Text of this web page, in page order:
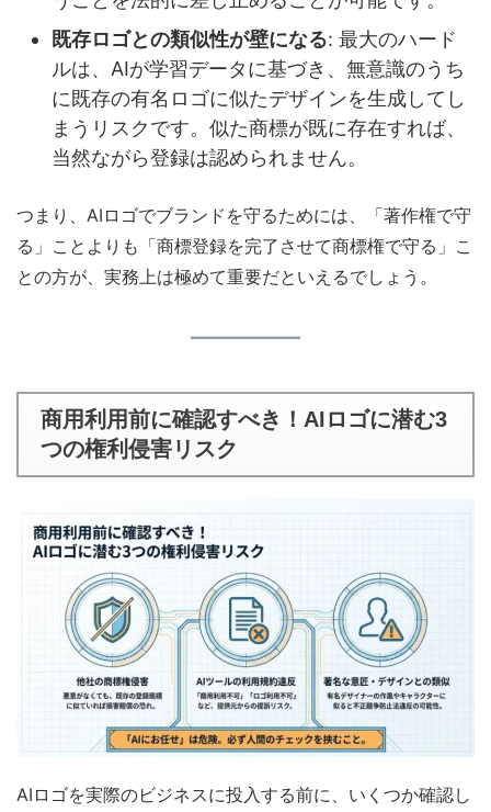
既存ロゴとの類似性が壁になる: 最大のハード
ルは、AIが学習データに基づき、無意識のうち
に既存の有名ロゴに似たデザインを生成してし
まうリスクです。似た商標が既に存在すれば、
当然ながら登録は認められません。
つまり、AIロゴでブランドを守るためには、「著作権で守
る」ことよりも「商標登録を完了させて商標権で守る」こ
との方が、実務上は極めて重要だといえるでしょう。
商用利用前に確認すべき！AIロゴに潜む3
つの権利侵害リスク
AIロゴを実際のビジネスに投入する前に、いくつか確認し